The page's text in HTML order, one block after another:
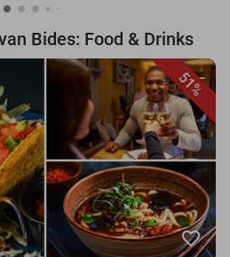
Bides: Food & Drinks
51%
favorite_border